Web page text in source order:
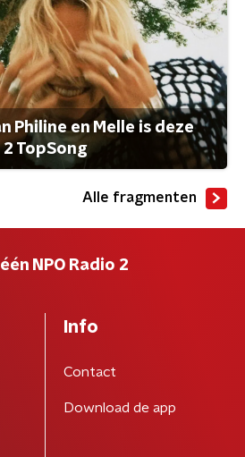
Philine en Melle is deze
2 TopSong
Alle fragmenten
NPO Radio 2
Info
Contact
Download de app